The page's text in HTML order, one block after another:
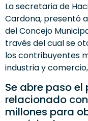
La secretaria de
Cardona, presentó
del Concejo
través del cual se
los contribuyentes
industria y
Se abre paso
relacionado
millones para